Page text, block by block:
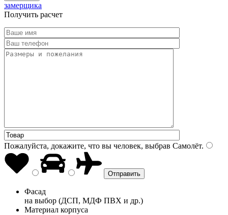
замерщика
Получить расчет
Пожалуйста, докажите, что вы человек, выбрав Самолёт.
Фасад
на выбор (ДСП, МДФ ПВХ и др.)
Материал корпуса